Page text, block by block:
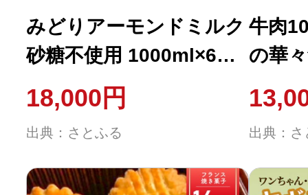
みどりアーモンドミルク
砂糖不使用 1000ml×6入
×2ケース(計12
本)_I07008
18,000円
出典：さとふる
牛肉
の華
子 14
出典：さ